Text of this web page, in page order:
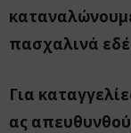
πασχαλινά
Για
ας